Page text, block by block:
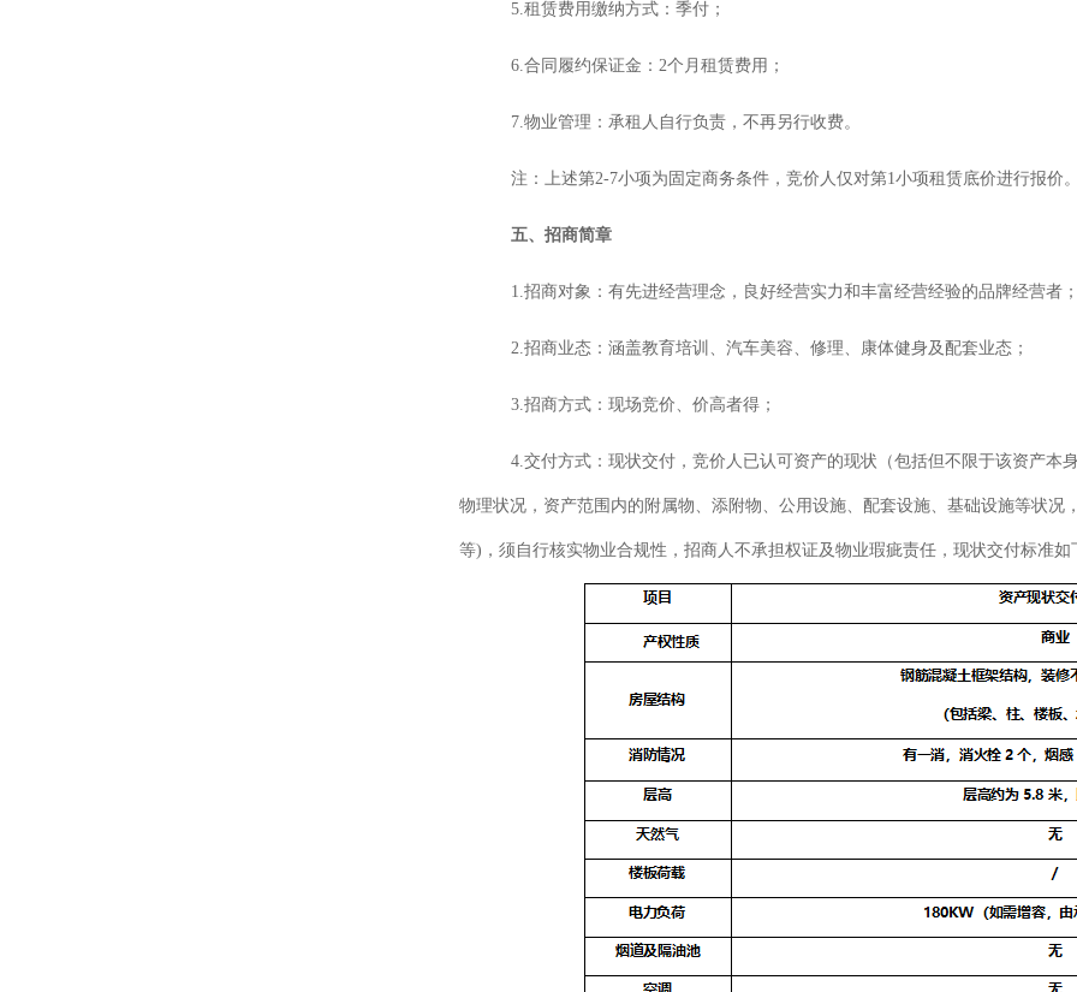
5.租赁费用缴纳方式：季付；
6.合同履约保证金： 2个月 租赁费用 ；
7.物业管理： 承租 人自行负责，不再另行收费。
注：上述第2-7小项为固定商务条件， 竞价 人仅对第1小项租赁底价进行报价
五、招商简章
1.招商对象： 有先进经营理念，良好经营实力和丰富经营经验的品牌经营者
2.招商业态： 涵盖教育培训、汽车美容、修理、康体健身及配套业态 ；
3.招商方式：现场竞价、价高者得 ；
4.交付方式：现状交付，竞价人已认可资产的现状（包括但不限于该资产本
物理状况，资产范围内的附属物、添附物、公用设施、配套设施、基础设施等状
等)，须自行核实物业合规性，招商人不承担权证及物业瑕疵责任，现状交付标准如